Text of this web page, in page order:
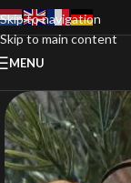
Skip to navigation
Skip to main content
MENU